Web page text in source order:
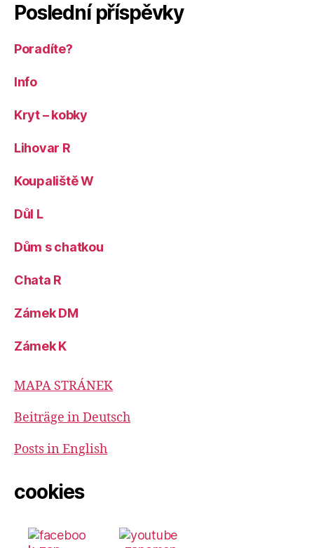
Poslední příspěvky
Poradíte?
Info
Kryt – kobky
Lihovar R
Koupaliště W
Důl L
Dům s chatkou
Chata R
Zámek DM
Zámek K
MAPA STRÁNEK
Beiträge in Deutsch
Posts in English
cookies